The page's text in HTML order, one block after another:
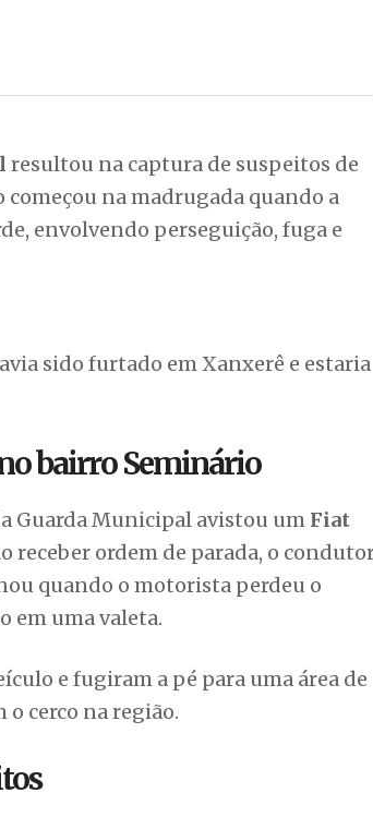
resultou na captura de suspeitos de
começou na madrugada quando a
envolvendo perseguição, fuga e
sido furtado em Xanxerê e estaria
bairro Seminário
Guarda Municipal avistou um Fiat
receber ordem de parada, o
quando o motorista perdeu o
em uma valeta.
e fugiram a pé para uma área de
cerco na região.